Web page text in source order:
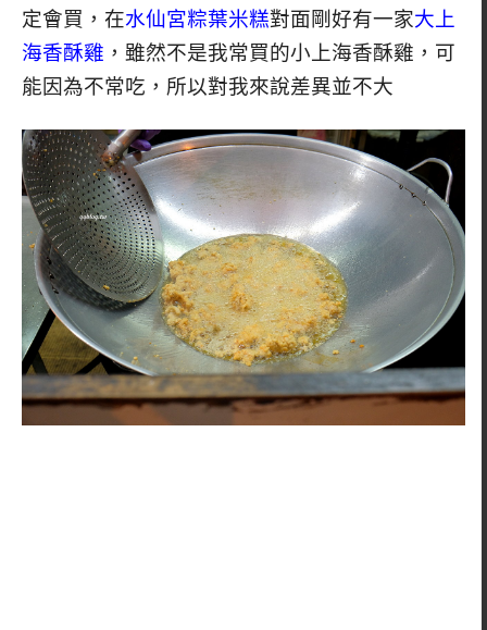
定會買，在水仙宮粽葉米糕對面剛好有一家大上
海香酥雞 ，雖然不是我常買的小上海香酥雞，可
能因為不常吃，所以對我來說差異並不大